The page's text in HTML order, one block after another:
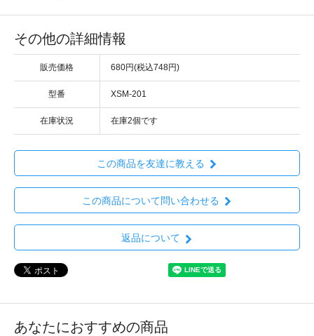
その他の詳細情報
販売価格 680円(税込748円)
型番 XSM-201
在庫状況 在庫2個です
この商品を友達に教える
この商品について問い合わせる
返品について
あなたにおすすめの商品